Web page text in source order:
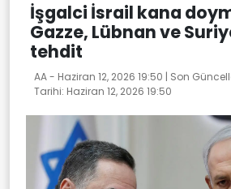
İşgalci İsrail kana
Gazze, Lübnan ve
tehdit
AA - Haziran 12, 2026 19:50 | Son
Tarihi: Haziran 12, 2026 19:50